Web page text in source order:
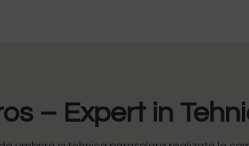
– Expert in